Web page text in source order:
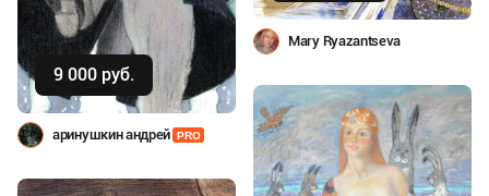
Mary Ryazantseva
9 000 руб. Купить
аринушкин андрей PRO